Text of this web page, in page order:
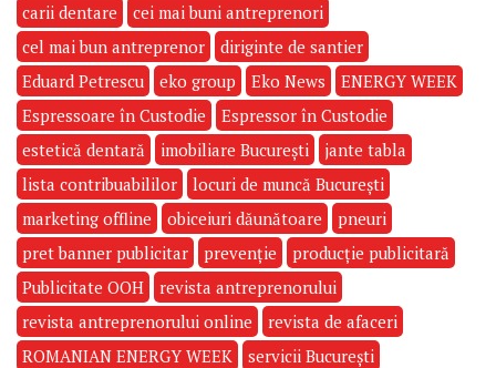
carii dentare
cei mai buni antreprenori
cel mai bun antreprenor
diriginte de santier
Eduard Petrescu
eko group Eko News
ENERGY WEEK
Espressoare în Custodie
Espressor în Custodie
estetică dentară
imobiliare București
jante tabla
lista contribuabililor
locuri de muncă București
marketing offline
obiceiuri dăunătoare
pneuri
pret banner publicitar
prevenție
producție publicitară
Publicitate OOH
revista antreprenorului
revista antreprenorului online
revista de afaceri
ROMANIAN ENERGY WEEK
servicii București